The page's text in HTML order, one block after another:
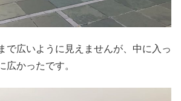
で広いように見えませんが、中に入っ
広かったです。